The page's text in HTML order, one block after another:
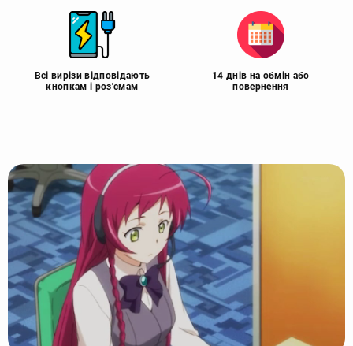
Всі вирізи відповідають
кнопкам і роз'ємам
14 днів на обмін або
повернення